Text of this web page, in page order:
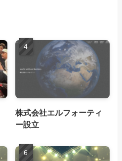
株式会社エルフォーティ
ー設立